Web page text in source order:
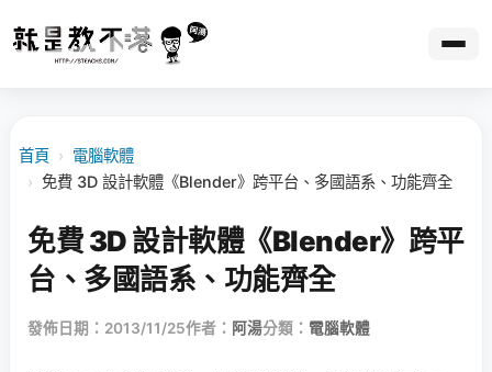
首頁 › 電腦軟體
› 免費 3D 設計軟體《Blender》跨平台、多國語系、功能齊全
免費 3D 設計軟體《Blender》跨平
台、多國語系、功能齊全
發佈日期：2013/11/25作者： 阿湯分類： 電腦軟體